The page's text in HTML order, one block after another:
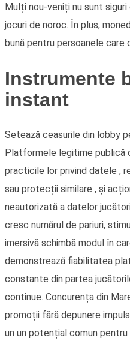
Mulți nou-veniți nu sunt
jocuri de noroc. În plus,
bună pentru persoanele
Instrumente
instant
Setează ceasurile din lobby
Platformele legitime publică
practicile lor privind datele ,
sau protecții similare , și
neautorizată a datelor
cresc numărul de pariuri,
imersivă schimbă modul în
demonstrează fiabilitatea
constante din partea
continue. Concurența din
promoții fără depunere
un un potențial comun